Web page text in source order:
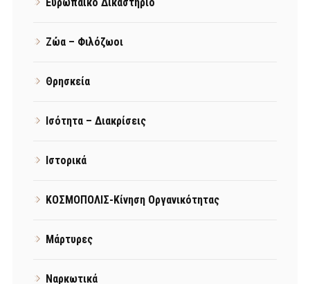
Ζώα – Φιλόζωοι
Θρησκεία
Ισότητα – Διακρίσεις
Ιστορικά
ΚΟΣΜΟΠΟΛΙΣ-Κίνηση Οργανικότητας
Μάρτυρες
Ναρκωτικά